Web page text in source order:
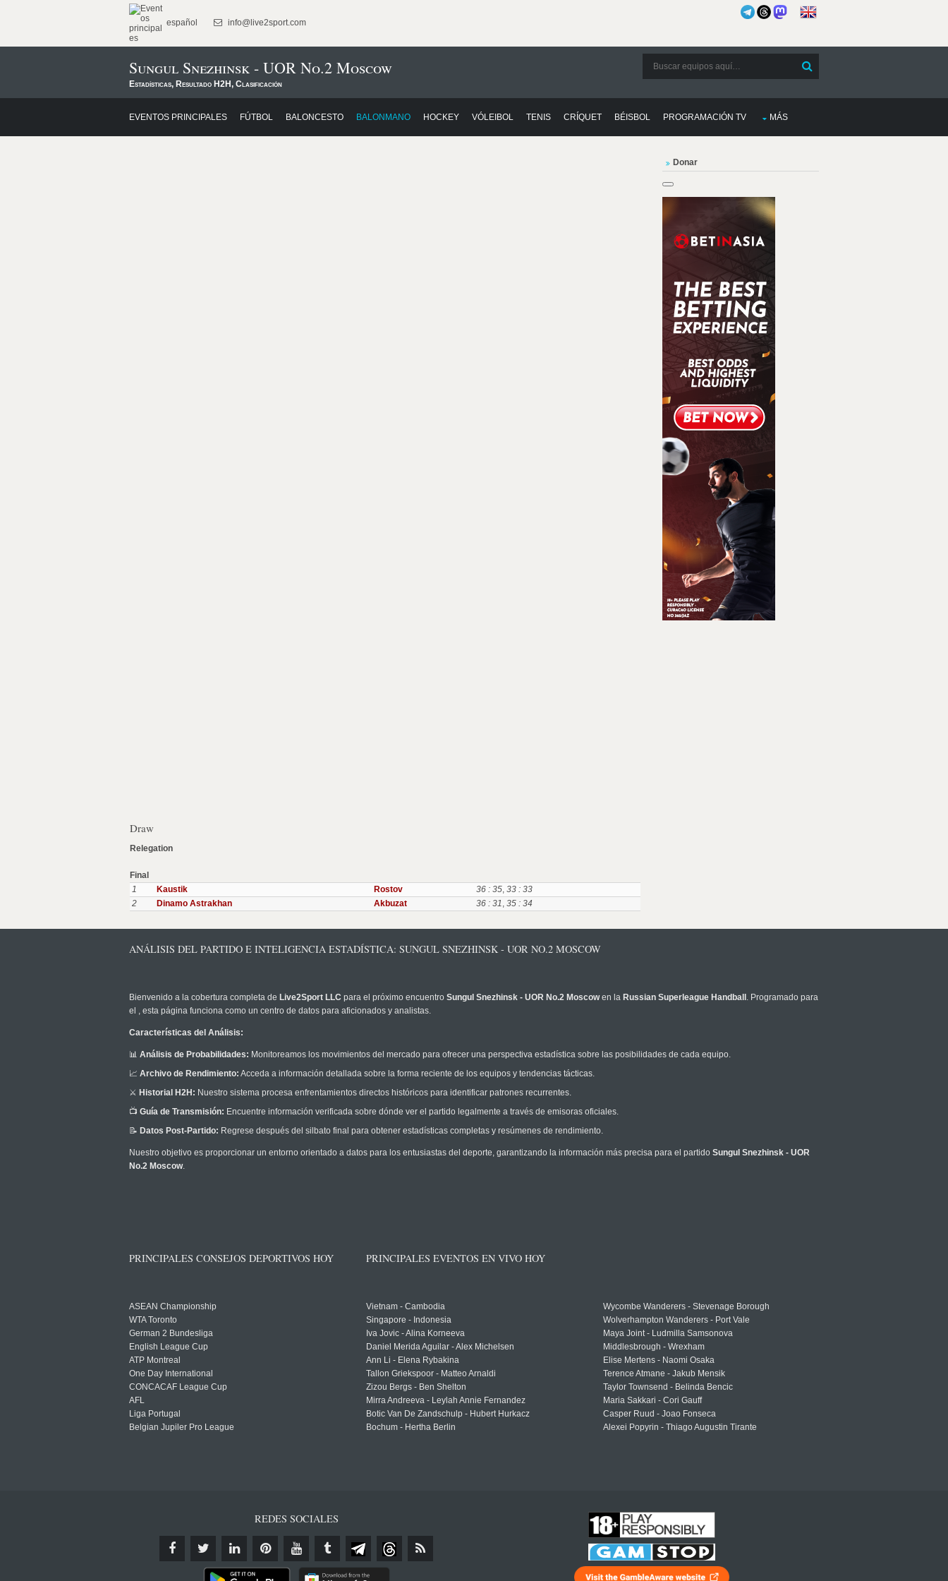
español info@live2sport.com
Sungul Snezhinsk - UOR No.2 Moscow
Estadísticas, Resultado H2H, Clasificación
EVENTOS PRINCIPALES FÚTBOL BALONCESTO BALONMANO HOCKEY VÓLEIBOL TENIS CRÍQUET BÉISBOL PROGRAMACIÓN TV MÁS
Draw
Relegation
Final
1
Kaustik Rostov 36 : 35, 33 : 33
2
Dinamo Astrakhan Akbuzat 36 : 31, 35 : 34
Donar
ANÁLISIS DEL PARTIDO E INTELIGENCIA ESTADÍSTICA: SUNGUL SNEZHINSK - UOR NO.2 MOSCOW
Bienvenido a la cobertura completa de Live2Sport LLC para el próximo encuentro Sungul Snezhinsk - UOR No.2 Moscowen la Russian Superleague Handball . Programado para
el , esta página funciona como un centro de datos para aficionados y analistas.
Características del Análisis:
📊 Análisis de Probabilidades: Monitoreamos los movimientos del mercado para ofrecer una perspectiva estadística sobre las posibilidades de cada equipo.
📈 Archivo de Rendimiento: Acceda a información detallada sobre la forma reciente de los equipos y tendencias tácticas.
⚔️ Historial H2H: Nuestro sistema procesa enfrentamientos directos históricos para identificar patrones recurrentes.
📺 Guía de Transmisión: Encuentre información verificada sobre dónde ver el partido legalmente a través de emisoras oficiales.
📝 Datos Post-Partido: Regrese después del silbato final para obtener estadísticas completas y resúmenes de rendimiento.
Nuestro objetivo es proporcionar un entorno orientado a datos para los entusiastas del deporte, garantizando la información más precisa para el partido Sungul Snezhinsk - UOR
No.2 Moscow.
PRINCIPALES CONSEJOS DEPORTIVOS HOY
ASEAN Championship
WTA Toronto
German 2 Bundesliga
English League Cup
ATP Montreal
One Day International
CONCACAF League Cup
AFL
Liga Portugal
Belgian Jupiler Pro League
PRINCIPALES EVENTOS EN VIVO HOY
Vietnam - Cambodia
Singapore - Indonesia
Iva Jovic - Alina Korneeva
Daniel Merida Aguilar - Alex Michelsen
Ann Li - Elena Rybakina
Tallon Griekspoor - Matteo Arnaldi
Zizou Bergs - Ben Shelton
Mirra Andreeva - Leylah Annie Fernandez
Botic Van De Zandschulp - Hubert Hurkacz
Bochum - Hertha Berlin
Wycombe Wanderers - Stevenage Borough
Wolverhampton Wanderers - Port Vale
Maya Joint - Ludmilla Samsonova
Middlesbrough - Wrexham
Elise Mertens - Naomi Osaka
Terence Atmane - Jakub Mensik
Taylor Townsend - Belinda Bencic
Maria Sakkari - Cori Gauff
Casper Ruud - Joao Fonseca
Alexei Popyrin - Thiago Augustin Tirante
REDES SOCIALES